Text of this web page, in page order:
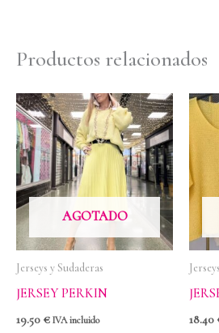
Productos relacionados
AGOTADO
Jerseys y Sudaderas
JERSEY PERKIN
19.50 € IVA incluido 18.40